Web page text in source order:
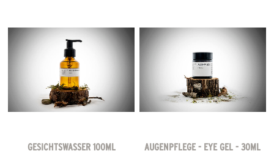
GESICHTSWASSER 100ML AUGENPFLEGE - EYE GEL - 30ML